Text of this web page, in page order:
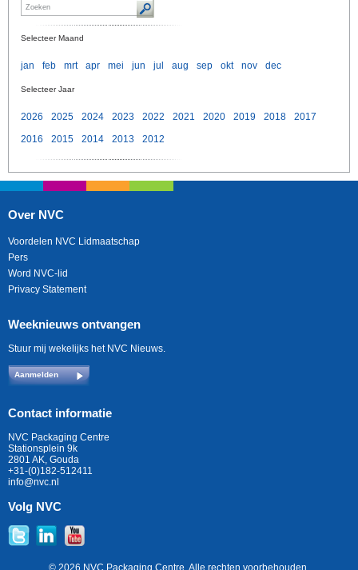
Selecteer Maand
jan feb mrt apr mei jun jul aug sep okt nov dec
Selecteer Jaar
2026 2025 2024 2023 2022 2021 2020 2019 2018
2017
2016
2015 2014 2013 2012
Over NVC
Voordelen NVC Lidmaatschap
Pers
Word NVC-lid
Privacy Statement
Weeknieuws ontvangen
Stuur mij wekelijks het NVC Nieuws.
Aanmelden
Contact informatie
NVC Packaging Centre
Stationsplein 9k
2801 AK, Gouda
+31-(0)182-512411
info@nvc.nl
Volg NVC
© 2026 NVC Packaging Centre. Alle rechten voorbehouden.